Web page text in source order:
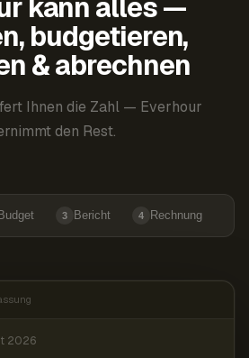
kann alles —
budgetieren,
& abrechnen
Ihnen die Zahl — Everhour
den Rest.
Budget 3 Bericht 4 Rechnung
2026